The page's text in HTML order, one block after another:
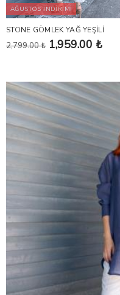
AĞUSTOS İNDİRİMİ
STONE GÖMLEK YAĞ YEŞİLİ
2,799.00 ₺ 1,959.00 ₺